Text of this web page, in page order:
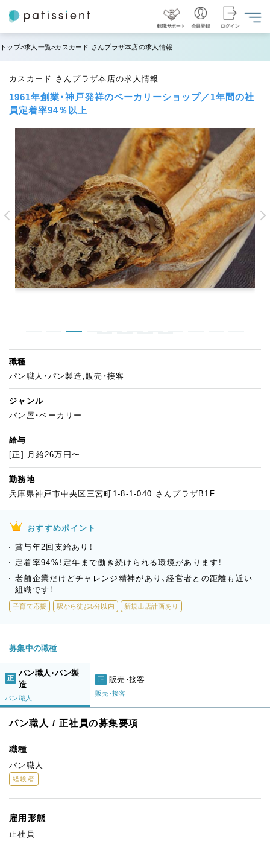
転職サポート 会員登録 ログイン
トップ 求人一覧 カスカード さんプラザ本店の求人情報
カスカード さんプラザ本店の求人情報
1961年創業・神戸発祥のベーカリーショップ／1年間の社
員定着率94％以上
職種
パン職人・パン製造,販売・接客
ジャンル
パン屋・ベーカリー
給与
[正] 月給26万円〜
勤務地
兵庫県神戸市中央区三宮町1-8-1-040 さんプラザB1F
おすすめポイント
賞与年2回支給あり！
定着率94%！定年まで働き続けられる環境があります！
老舗企業だけどチャレンジ精神があり、経営者との距離も近い
組織です！
子育て応援 駅から徒歩5分以内 新規出店計画あり
募集中の職種
正
パン職人・パン製
造
パン職人
正 販売・接客
販売・接客
パン職人 / 正社員の募集要項
職種
パン職人
経験者
雇用形態
正社員